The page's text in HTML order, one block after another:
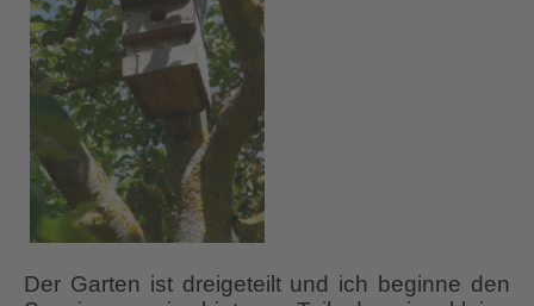
Der Garten ist dreigeteilt und ich beginne den